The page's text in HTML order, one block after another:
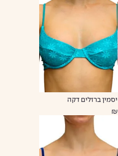
יסמין ברזלים דקה
₪